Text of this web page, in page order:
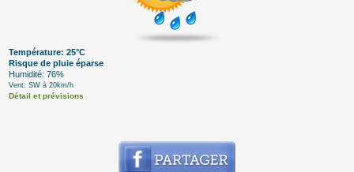
Température: 25°C
Risque de pluie éparse
Humidité: 76%
Vent: SW à 20km/h
Détail et prévisions